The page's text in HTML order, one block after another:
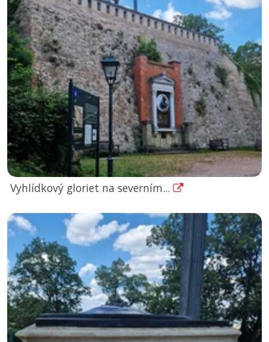
Vyhlídkový gloriet na severním...